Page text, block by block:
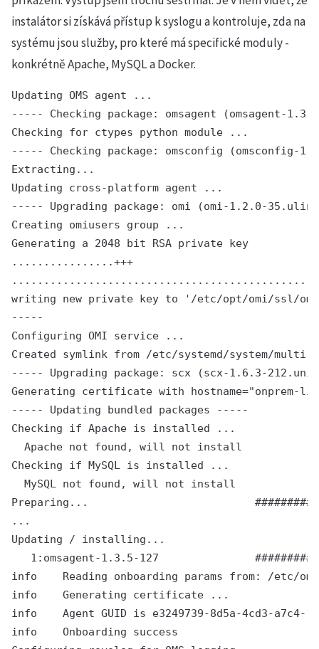
instalátor si získává přístup k syslogu a kontroluje, zda na
systému jsou služby, pro které má specifické moduly -
konkrétně Apache, MySQL a Docker.
Updating OMS agent ...
----- Checking package: omsagent (omsagent-
Checking for ctypes python module ...
----- Checking package: omsconfig (omsconfig-
Extracting...
Updating cross-platform agent ...
----- Upgrading package: omi (omi-1.2.0-
Creating omiusers group ...
Generating a 2048 bit RSA private key
................+++
writing new private key to '/etc/opt/omi/ssl/
-----
Configuring OMI service ...
Created symlink from /etc/systemd/system/
----- Upgrading package: scx (scx-1.6.3-
Generating certificate with hostname="onprem-
----- Updating bundled packages -----
Checking if Apache is installed ...
  Apache not found, will not install
Checking if MySQL is installed ...
  MySQL not found, will not install
Preparing...
...
Updating / installing...
1:omsagent-1.3.5-127
info    Reading onboarding params from: /etc/
info    Generating certificate ...
info    Agent GUID is e3249739-8d5a-4cd3-a7c4-
info    Onboarding success